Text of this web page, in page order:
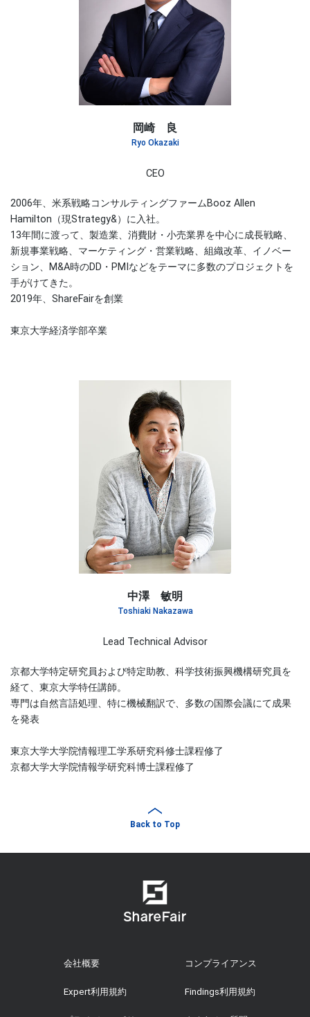
岡崎 良
Ryo Okazaki
CEO
2006年、米系戦略コンサルティングファームBooz Allen
Hamilton（現Strategy&）に入社。
13年間に渡って、製造業、消費財・小売業界を中心に成長戦略、
新規事業戦略、マーケティング・営業戦略、組織改革、イノベー
ション、M&A時のDD・PMIなどをテーマに多数のプロジェクトを
手がけてきた。
2019年、ShareFairを創業
東京大学経済学部卒業
中澤 敏明
Toshiaki Nakazawa
Lead Technical Advisor
京都大学特定研究員および特定助教、科学技術振興機構研究員を
経て、東京大学特任講師。
専門は自然言語処理、特に機械翻訳で、多数の国際会議にて成果
を発表
東京大学大学院情報理工学系研究科修士課程修了
京都大学大学院情報学研究科博士課程修了
Back to Top
会社概要 コンプライアンス
Expert利用規約 Findings利用規約